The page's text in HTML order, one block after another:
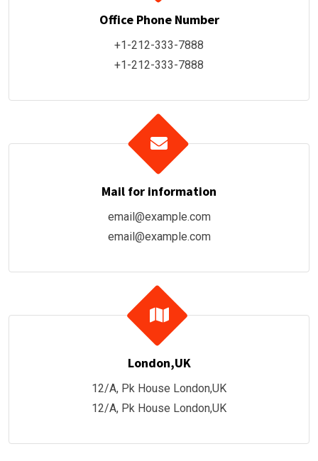
Office Phone Number
+1-212-333-7888
+1-212-333-7888
Mail for information
email@example.com
email@example.com
London,UK
12/A, Pk House London,UK
12/A, Pk House London,UK